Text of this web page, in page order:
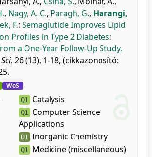
, Nagy, A. C., Paragh, G., Harangi,
F.: Semaglutide Improves Lipid
Profiles in Type 2 Diabetes:
a One-Year Follow-Up Study.
26 (13), 1-18, (cikkazonosító:
WoS
Q1 Catalysis
Q1
Computer Science
Applications
D1 Inorganic Chemistry
Q1 Medicine (miscellaneous)